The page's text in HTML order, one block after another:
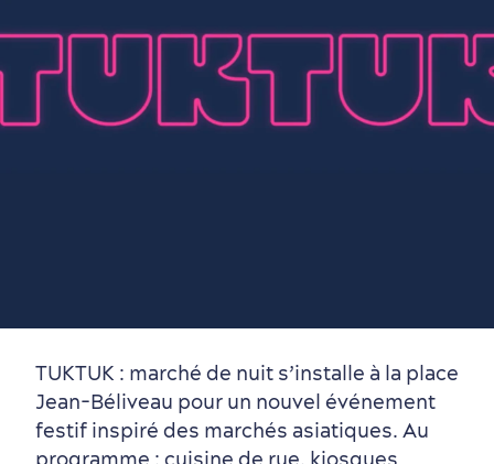
7 expériences gourmandes
TUKTUK : marché de nuit s’installe à la place
Jean-Béliveau pour un nouvel événement
festif inspiré des marchés asiatiques. Au
programme : cuisine de rue, kiosques